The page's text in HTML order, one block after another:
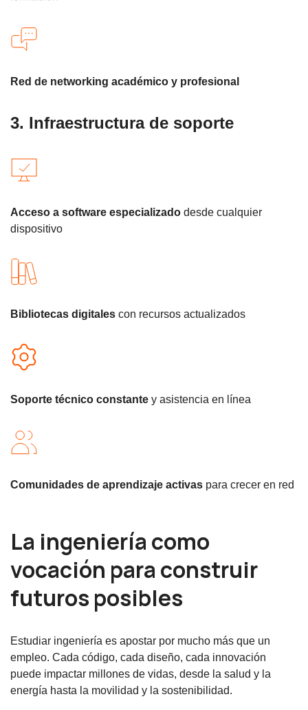
Red de networking académico y profesional
3. Infraestructura de soporte
Acceso a software especializado desde cualquier
dispositivo
Bibliotecas digitales con recursos actualizados
Soporte técnico constante y asistencia en línea
Comunidades de aprendizaje activas para crecer en red
La ingeniería como
vocación para construir
futuros posibles
Estudiar ingeniería es apostar por mucho más que un
empleo. Cada código, cada diseño, cada innovación
puede impactar millones de vidas, desde la salud y la
energía hasta la movilidad y la sostenibilidad.